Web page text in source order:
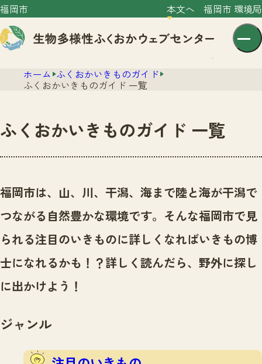
福岡市 本文へ 福岡市 環境局
センター紹介
センター紹介TOP
サイトポリシー
プライバシーポリシー
ニュースTOP
市の取組み
いきものガイド
いきものガイドTOP
注目のいきもの
生物多様性のめぐみ
保全アクション
イベント
いきもの調査隊
調査レポート
調査結果
マッチング
ホーム ふくおかいきものガイド
ふくおかいきものガイド 一覧
ふくおかいきものガイド 一覧
福岡市は、山、川、干潟、海まで陸と海が干潟で
つながる自然豊かな環境です。 そんな福岡市で見
られる注目のいきものに詳しくなればいきもの博
士になれるかも！？詳しく読んだら、野外に探し
に出かけよう！
ジャンル